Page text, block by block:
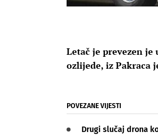
Letač je prevezen
ozlijede, iz Pakraca
POVEZANE VIJESTI
Drugi slučaj drona